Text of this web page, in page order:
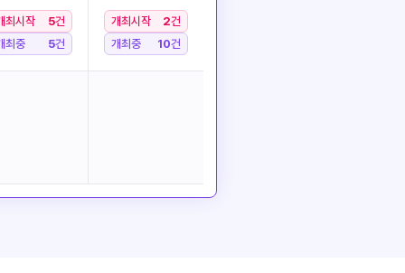
최시작 5건
최중
5건
개최시작 2건
개최중
10건